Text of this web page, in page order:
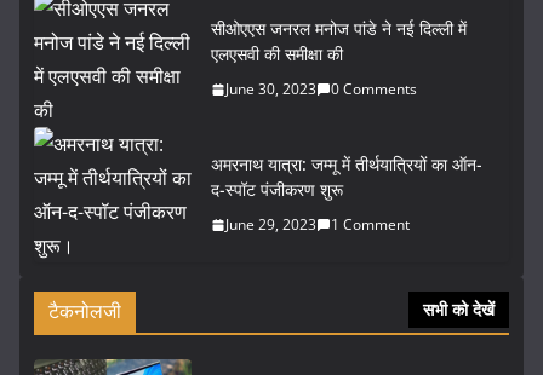
सीओएएस जनरल मनोज पांडे ने नई दिल्ली में
एलएसवी की समीक्षा की
June 30, 2023 0 Comments
अमरनाथ यात्रा: जम्मू में तीर्थयात्रियों का ऑन-
द-स्पॉट पंजीकरण शुरू
June 29, 2023 1 Comment
टैकनोलजी सभी को देखें